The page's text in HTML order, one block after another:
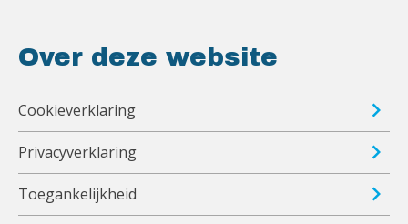
Over deze website
Cookieverklaring
Privacyverklaring
Toegankelijkheid